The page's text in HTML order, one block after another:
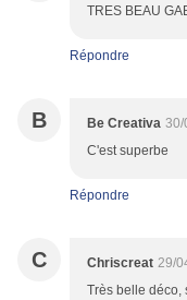
TRES BEAU
Répondre
B Be Creativa 30/
C'est superbe
Répondre
C Chriscreat 29/
Très belle déco,